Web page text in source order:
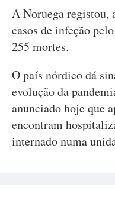
A Noruega registou,
casos de infeção
255 mortes.
O país nórdico dá
evolução da
anunciado hoje que
encontram
internado numa